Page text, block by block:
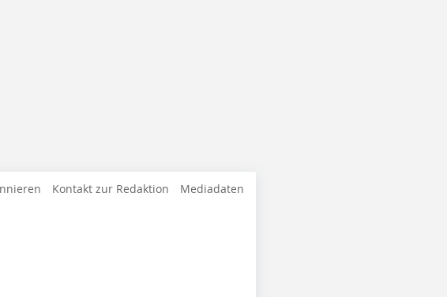
Kontakt zur Redaktion Mediadaten